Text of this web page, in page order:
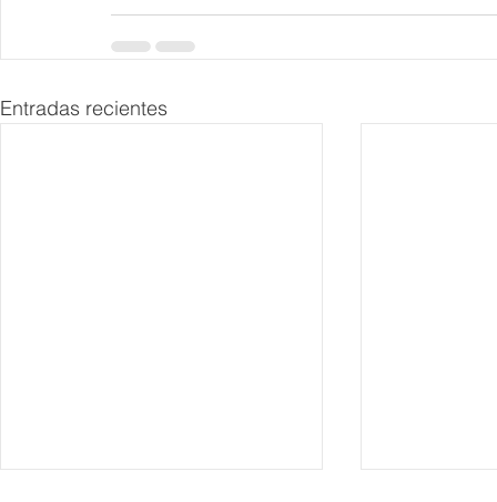
Entradas recientes